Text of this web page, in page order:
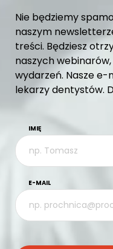
Nie będziemy
naszym
treści. Będziesz
naszych
wydarzeń. Nasze e-
lekarzy dentystów.
IMIĘ
E-MAIL